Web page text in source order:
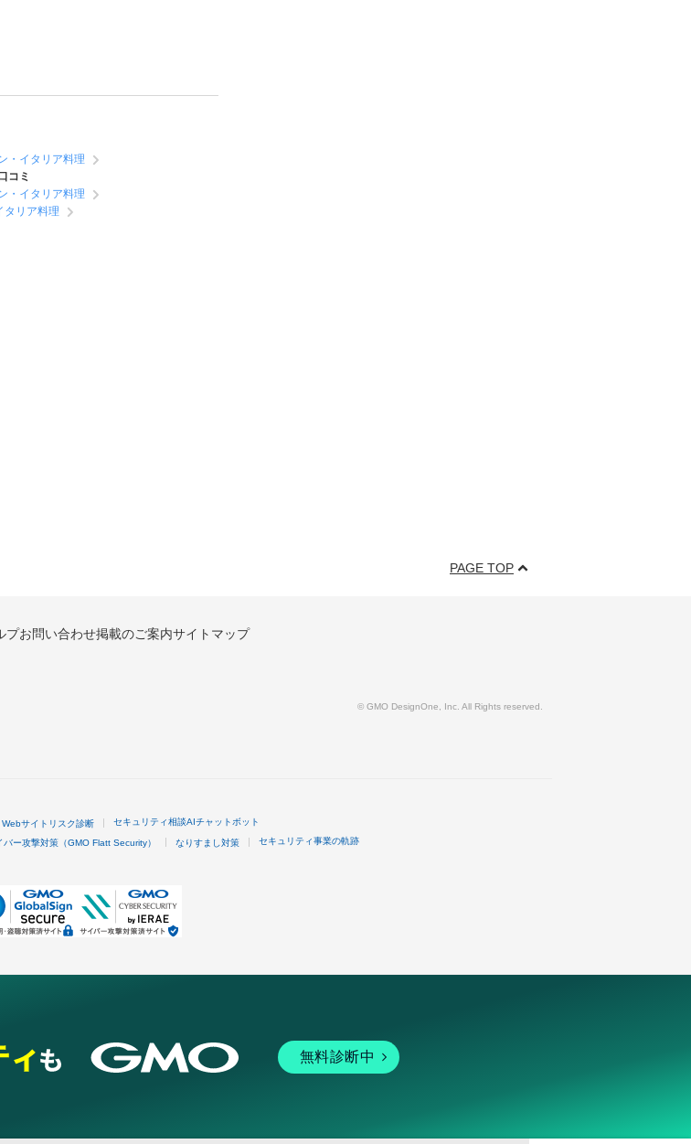
・イタリア料理
口コミ
・イタリア料理
タリア料理
PAGE TOP
プお問い合わせ掲載のご案内サイトマップ
© GMO DesignOne, Inc. All Rights reserved.
Webサイトリスク診断 セキュリティ相談AIチャットボット
バー攻撃対策（GMO Flatt Security） なりすまし対策 セキュリティ事業の軌跡
無料診断中